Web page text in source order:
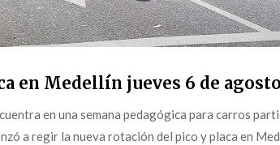
en Medellín jueves 6 de
en una semana pedagógica para carros
a regir la nueva rotación del pico y placa en